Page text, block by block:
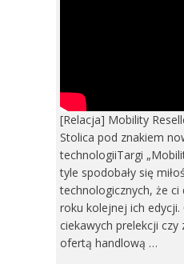
[Relacja] Mobility
Stolica pod znakiem
technologiiTargi
tyle spodobały się
technologicznych, że ci
roku kolejnej ich edycji.
ciekawych prelekcji czy
ofertą handlową …